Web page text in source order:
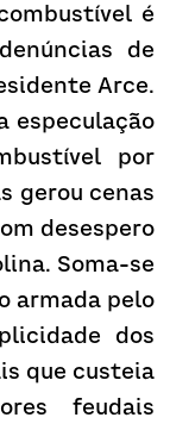
é
de
Arce.
especulação
por
gerou cenas
desespero
Soma-se
armada pelo
dos
que custeia
feudais